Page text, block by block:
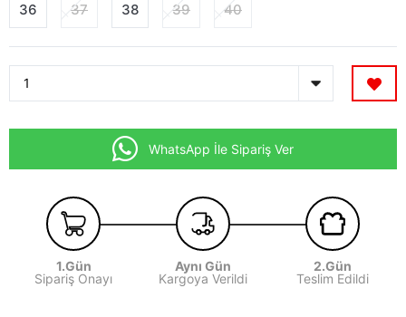
36 37 38 39 40
WhatsApp İle Sipariş Ver
1.Gün
Sipariş Onayı
Aynı Gün
Kargoya Verildi
2.Gün
Teslim Edildi